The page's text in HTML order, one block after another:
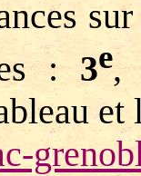
: 3e
et